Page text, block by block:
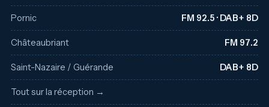
Pornic FM 92.5 · DAB+ 8D
Châteaubriant FM 97.2
Saint-Nazaire / Guérande DAB+ 8D
Tout sur la réception →